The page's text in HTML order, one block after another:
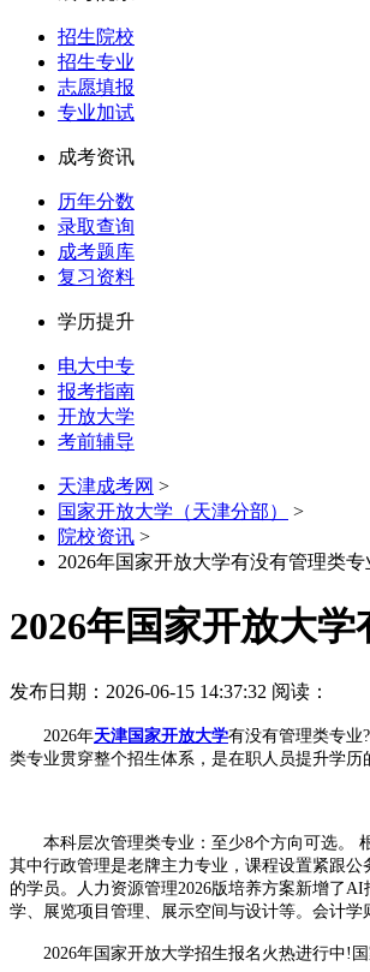
招生院校
招生专业
志愿填报
专业加试
成考资讯
历年分数
录取查询
成考题库
复习资料
学历提升
电大中专
报考指南
开放大学
考前辅导
天津成考网 >
国家开放大学（天津分部）
>
院校资讯 >
2026年国家开放大学有没有管理类专
2026年国家开放大
发布日期：2026-06-15 14:37:32 阅读：
2026年天津国家开放大学有没有管理类专业
类专业贯穿整个招生体系，是在职人员提升学历
本科层次管理类专业：至少8个方向可选。 根
其中行政管理是老牌主力专业，课程设置紧跟
的学员。人力资源管理2026版培养方案新增了
学、展览项目管理、展示空间与设计等。会计学
2026年国家开放大学招生报名火热进行中!国